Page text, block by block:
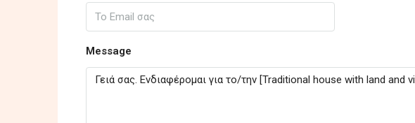
Message